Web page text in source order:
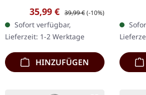
Blast Records. Gelb-rot
marmoriertes Doppel-
Vinyl im Gatefold-Cover.
Die niederländischen…
Verkaufspreis:
35,99 € Regulärer Preis:
39,99 €(-10%)
Sofort verfügbar,
Lieferzeit: 1-2 Werktage
HINZUFÜGEN
mit